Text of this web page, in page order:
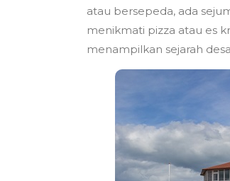
atau bersepeda, ada
menikmati pizza atau es
menampilkan sejarah